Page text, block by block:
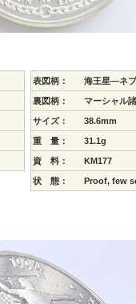
表図柄： 海王星―ネ
裏図柄： マーシャル
サイズ： 38.6mm
重 量： 31.1g
資 料： KM177
状 態： Proof, few